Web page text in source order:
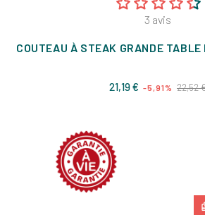
3 avis
COUTEAU À STEAK GRANDE TABLE
21,19 € Prix
-5,91% 22,52